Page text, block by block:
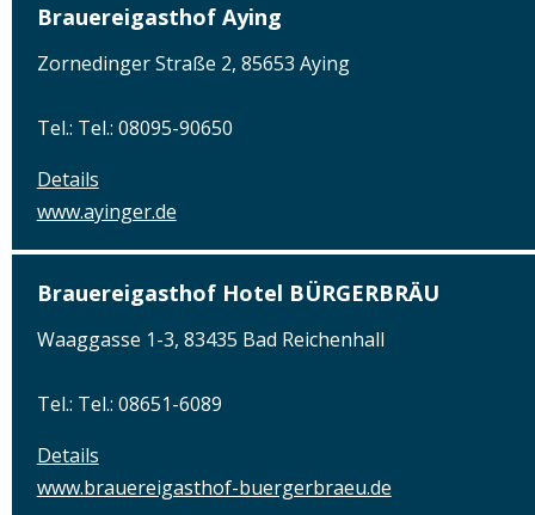
Brauereigasthof Aying
Zornedinger Straße 2, 85653 Aying
Tel.: Tel.: 08095-90650
Details
www.ayinger.de
Brauereigasthof Hotel BÜRGERBRÄU
Waaggasse 1-3, 83435 Bad Reichenhall
Tel.: Tel.: 08651-6089
Details
www.brauereigasthof-buergerbraeu.de